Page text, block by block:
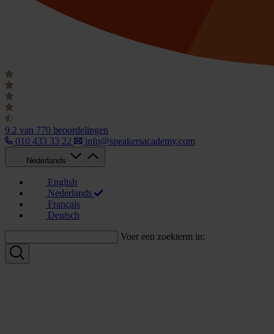
9.2 van 770 beoordelingen
010 433 33 22
info@speakersacademy.com
Nederlands
English
Nederlands
Français
Deutsch
Voer een zoekterm in: